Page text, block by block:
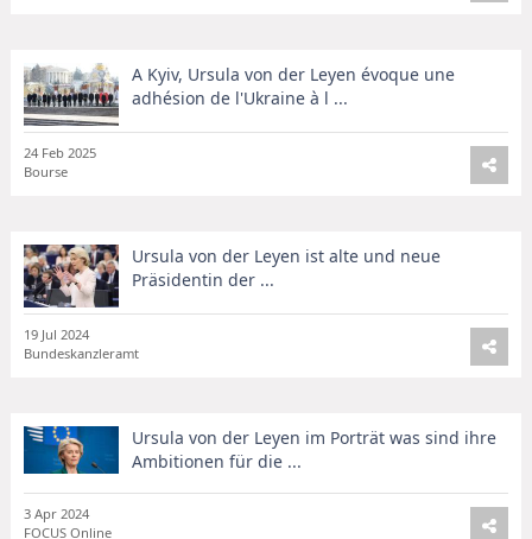
A Kyiv, Ursula von der Leyen évoque une
adhésion de l'Ukraine à l ...
24 Feb 2025
Bourse
Ursula von der Leyen ist alte und neue
Präsidentin der ...
19 Jul 2024
Bundeskanzleramt
Ursula von der Leyen im Porträt was sind ihre
Ambitionen für die ...
3 Apr 2024
FOCUS Online